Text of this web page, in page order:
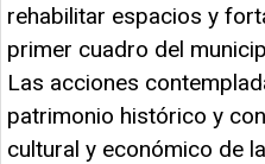
rehabilitar espacios y
primer cuadro del
Las acciones
patrimonio histórico y
cultural y económico de